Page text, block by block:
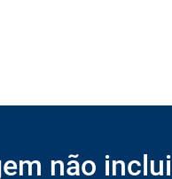
não inclui